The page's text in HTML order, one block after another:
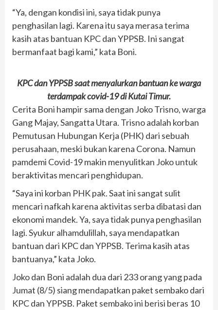
“Ya, dengan kondisi ini, saya tidak punya
penghasilan lagi. Karena itu saya merasa terima
kasih atas bantuan KPC dan YPPSB. Ini sangat
bermanfaat bagi kami,” kata Boni.
KPC dan YPPSB saat menyalurkan bantuan ke warga
terdampak covid-19 di Kutai Timur.
Cerita Boni hampir sama dengan Joko Trisno, warga
Gang Majay, Sangatta Utara. Trisno adalah korban
Pemutusan Hubungan Kerja (PHK) dari sebuah
perusahaan, meski bukan karena Corona. Namun
pamdemi Covid-19 makin menyulitkan Joko untuk
beraktivitas mencari penghidupan.
“Saya ini korban PHK pak. Saat ini sangat sulit
mencari nafkah karena aktivitas serba dibatasi dan
ekonomi mandek. Ya, saya tidak punya penghasilan
lagi. Syukur alhamdulillah, saya mendapatkan
bantuan dari KPC dan YPPSB. Terima kasih atas
bantuanya,” kata Joko.
Joko dan Boni adalah dua dari 233 orang yang pada
Jumat (8/5) siang mendapatkan paket sembako dari
KPC dan YPPSB. Paket sembako ini berisi beras 10